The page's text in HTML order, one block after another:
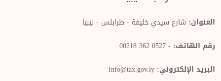
العنوان: شارع سيدي خليفة - طرابلس - ليبيا
رقم الهاتف: - 0527 362 00218
البريد الإلكتروني: Info@tax.gov.ly